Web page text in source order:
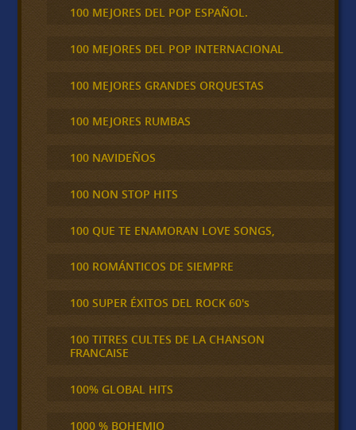
100 MEJORES DEL POP ESPAÑOL.
100 MEJORES DEL POP INTERNACIONAL
100 MEJORES GRANDES ORQUESTAS
100 MEJORES RUMBAS
100 NAVIDEÑOS
100 NON STOP HITS
100 QUE TE ENAMORAN LOVE SONGS,
100 ROMÁNTICOS DE SIEMPRE
100 SUPER ÉXITOS DEL ROCK 60's
100 TITRES CULTES DE LA CHANSON
FRANCAISE
100% GLOBAL HITS
1000 % BOHEMIO